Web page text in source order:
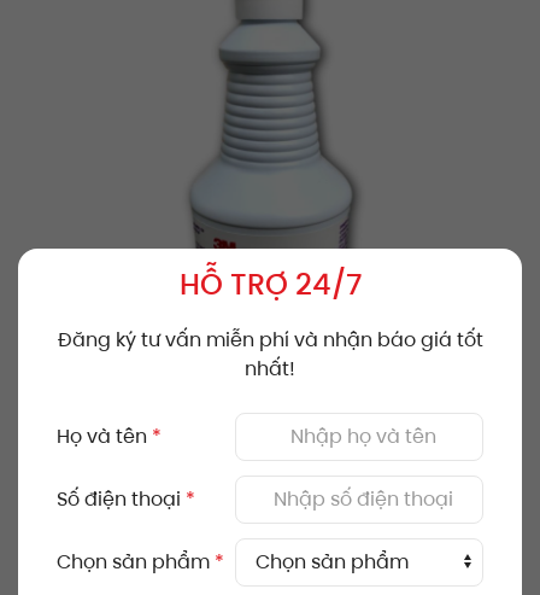
HƯỚNG DẪN SỬ DỤNG
Bước 1: Xịt trực tiếp sản phẩm lên bề mặt hoặc pha
loãng vào bình xịt
HỖ TRỢ 24/7
Đăng ký tư vấn miễn phí và nhận báo giá tốt
nhất!
Họ và tên *
Số điện thoại *
Chọn sản phẩm *